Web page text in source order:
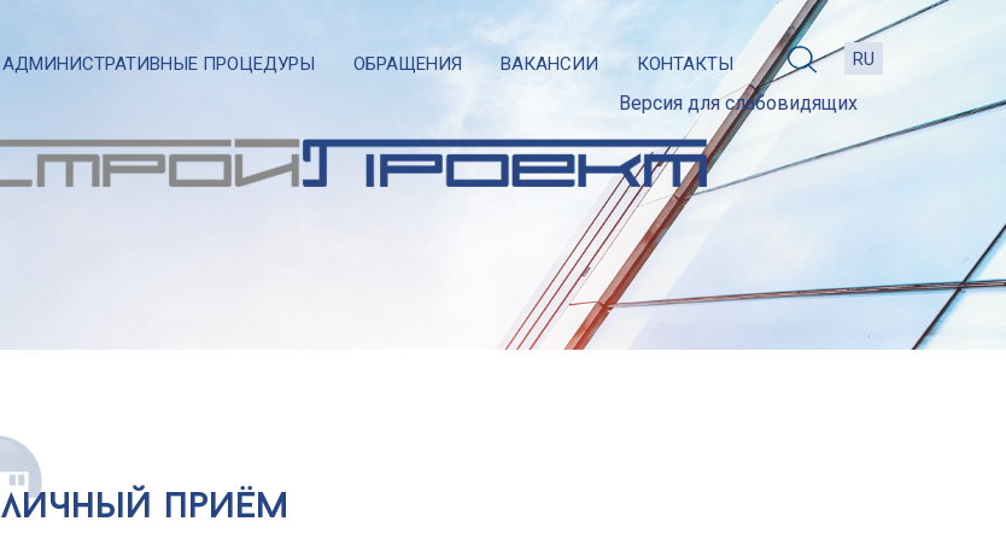
АДМИНИСТРАТИВНЫЕ ПРОЦЕДУРЫ ОБРАЩЕНИЯ ВАКАНСИИ КОНТАКТЫ
Версия для слабовидящих
личный приём